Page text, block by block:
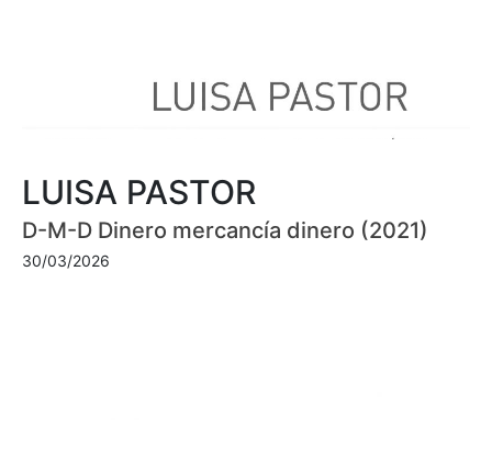
LUISA PASTOR
D-M-D Dinero mercancía dinero (2021)
30/03/2026